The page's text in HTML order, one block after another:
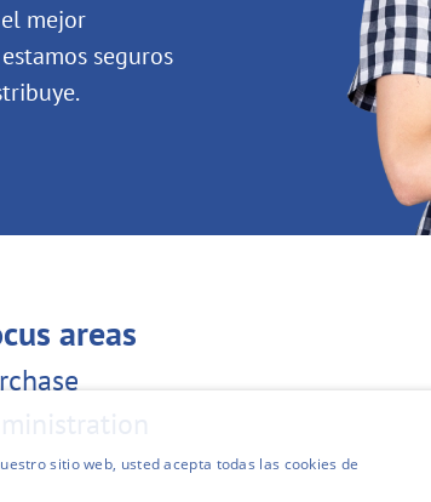
mejor
seguros
areas
sitio web, usted acepta todas las cookies de